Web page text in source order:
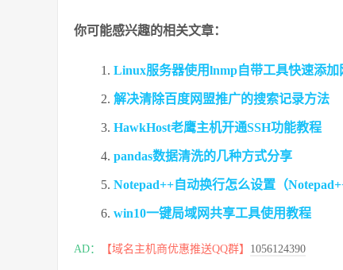
你可能感兴趣的相关文章：
Linux服务器使用lnmp自带工具快速添加
解决清除百度网盟推广的搜索记录方法
HawkHost老鹰主机开通SSH功能教程
pandas数据清洗的几种方式分享
Notepad++自动换行怎么设置（
win10一键局域网共享工具使用教程
AD： 【域名主机商优惠推送QQ群】 1056124390